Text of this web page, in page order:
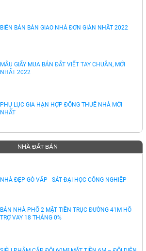
BIÊN BẢN BÀN GIAO NHÀ ĐƠN GIẢN NHẤT 2022
MẪU GIẤY MUA BÁN ĐẤT VIẾT TAY CHUẨN, MỚI
NHẤT 2022
PHỤ LỤC GIA HẠN HỢP ĐỒNG THUÊ NHÀ MỚI
NHẤT
NHÀ ĐẤT BÁN
NHÀ ĐẸP GÒ VẤP - SÁT ĐẠI HỌC CÔNG NGHIỆP